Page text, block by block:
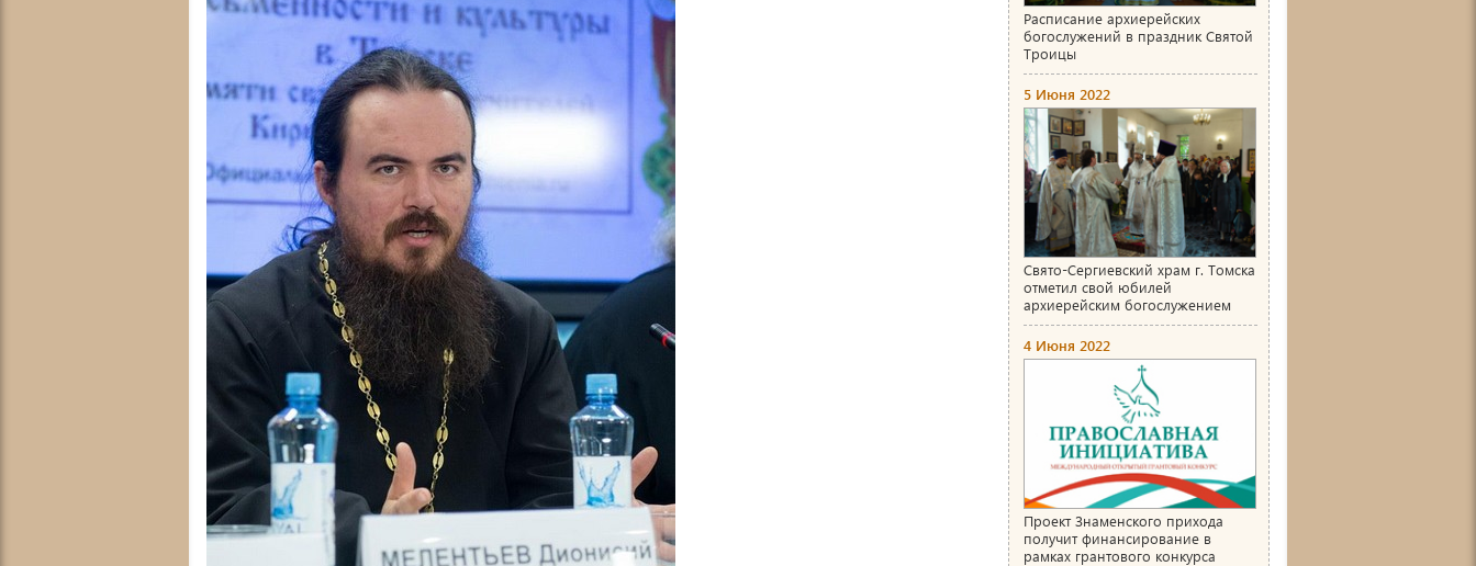
Расписание архиерейских
богослужений в праздник Святой
Троицы
5 Июня 2022
Свято-Сергиевский храм г. Томска
отметил свой юбилей
архиерейским богослужением
4 Июня 2022
Проект Знаменского прихода
получит финансирование в
рамках грантового конкурса